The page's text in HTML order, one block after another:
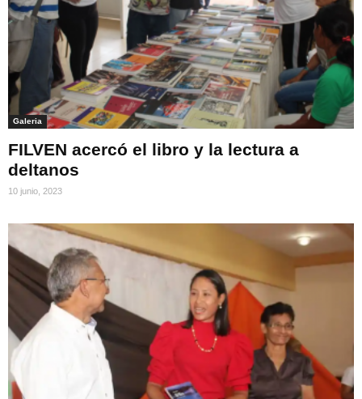
Galeria
FILVEN acercó el libro y la lectura a
deltanos
10 junio, 2023